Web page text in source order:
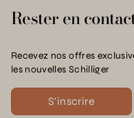
Rester en
Recevez nos offres
les nouvelles Schilliger
S'inscrire